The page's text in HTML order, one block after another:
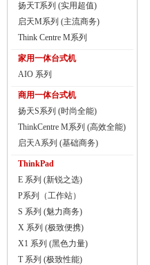
扬天T系列 (实用超值)
启天M系列 (主流商务)
Think Centre M系列
家用一体台式机
AIO 系列
商用一体台式机
扬天S系列 (时尚全能)
ThinkCentre M系列 (高效全能)
启天A系列 (基础商务)
ThinkPad
E 系列 (新锐之选)
P系列（工作站）
S 系列 (魅力商务)
X 系列 (极致便携)
X1 系列 (黑色力量)
T 系列 (极致性能)